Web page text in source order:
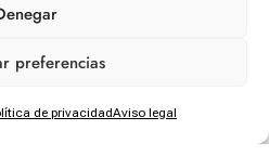
preferencias
de privacidadAviso legal